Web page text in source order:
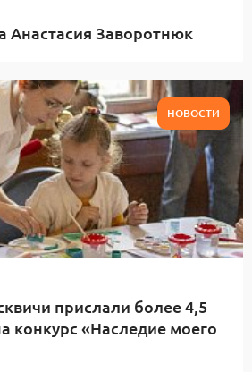
Анастасия Заворотнюк
НОВОСТИ
прислали более 4,5
конкурс «Наследие моего